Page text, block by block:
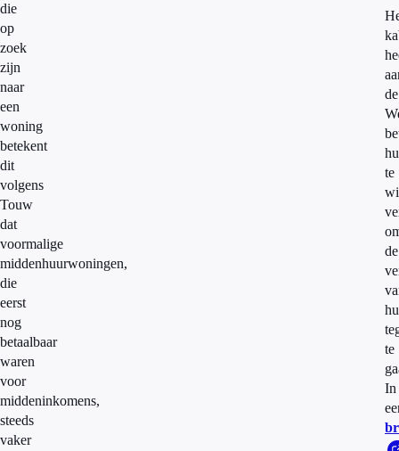
die
op
zoek
zijn
naar
een
woning
betekent
dit
volgens
Touw
dat
voormalige
middenhuurwoningen,
die
eerst
nog
betaalbaar
waren
voor
middeninkomens,
steeds
vaker
de
te
de
te
In